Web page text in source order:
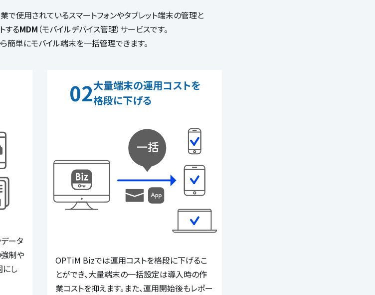
で使用されているスマートフォンやタブレット端末の管理と
するMDM （モバイルデバイス管理）サービスです。
簡単にモバイル端末を一括管理できます。
ータ
強制や
にし
02大量端末の運用コストを
格段に下げる
OPTiM Bizでは運用コストを格段に下げるこ
とができ、大量端末の一括設定は導入時の作
業コストを抑えます。また、運用開始後もレポー